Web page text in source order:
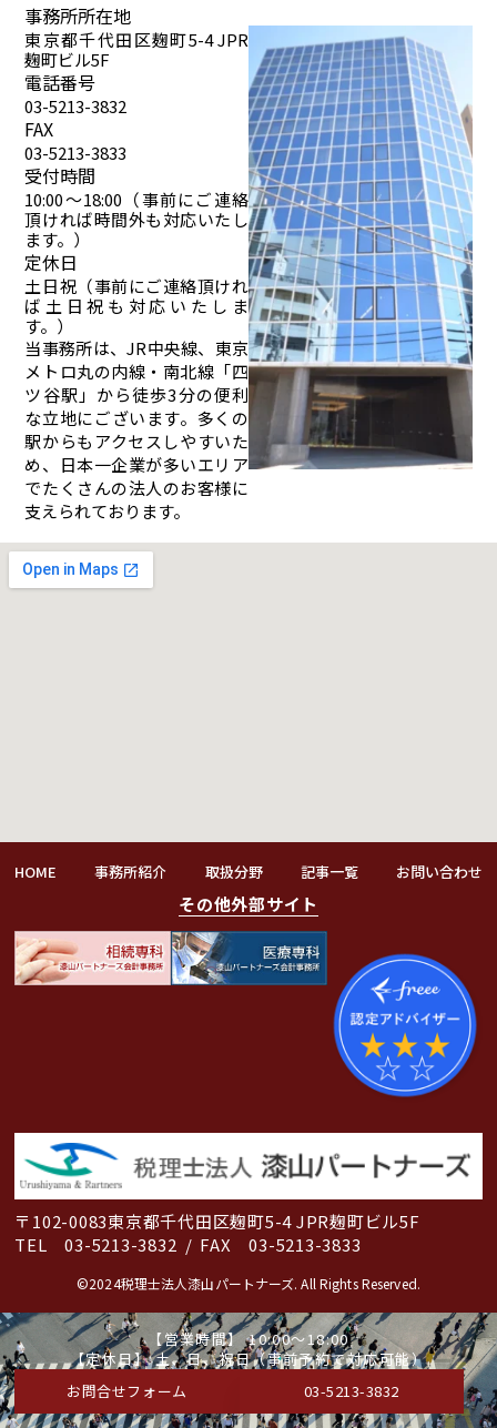
事務所所在地
東京都千代田区麹町5-4 JPR
麹町ビル5F
電話番号
03-5213-3832
FAX
03-5213-3833
受付時間
10:00～18:00（事前にご連絡
頂ければ時間外も対応いたし
ます。）
定休日
土日祝（事前にご連絡頂けれ
ば土日祝も対応いたしま
す。）
当事務所は、JR中央線、東京
メトロ丸の内線・南北線「四
ツ谷駅」から徒歩3分の便利
な立地にございます。多くの
駅からもアクセスしやすいた
め、日本一企業が多いエリア
でたくさんの法人のお客様に
支えられております。
HOME 事務所紹介 取扱分野 記事一覧 お問い合わせ
その他外部サイト
〒102-0083東京都千代田区麹町5-4 JPR麹町ビル5F
TEL 03-5213-3832 / FAX 03-5213-3833
©2024税理士法人漆山パートナーズ. All Rights Reserved.
【営業時間】 10:00～18:00
【定休日】 土、日、祝日（事前予約で対応可能）
お問合せフォーム
03-5213-3832